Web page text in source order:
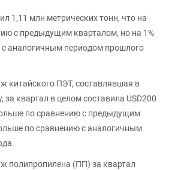
1,11 млн метрических тонн, что на
с предыдущим кварталом, но на 1%
аналогичным периодом прошлого
китайского ПЭТ, составлявшая в
за квартал в целом составила USD200
по сравнению с предыдущим
по сравнению с аналогичным
полипропилена (ПП) за квартал